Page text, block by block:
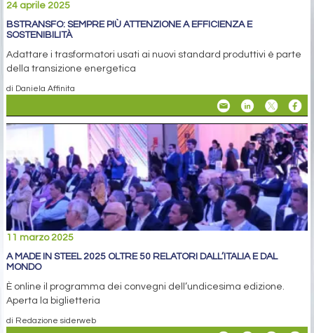
24 aprile 2025
BSTRANSFO: SEMPRE PIÙ ATTENZIONE A EFFICIENZA E
SOSTENIBILITÀ
Adattare i trasformatori usati ai nuovi standard produttivi è parte
della transizione energetica
di Daniela Affinita
11 marzo 2025
A MADE IN STEEL 2025 OLTRE 50 RELATORI DALL’ITALIA E DAL
MONDO
È online il programma dei convegni dell’undicesima edizione.
Aperta la biglietteria
di Redazione siderweb